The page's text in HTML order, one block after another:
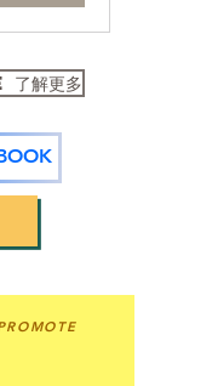
解更多